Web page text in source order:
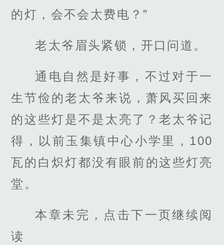
的灯，会不会太费电？”
老太爷眉头紧锁，开口问道。
通电自然是好事，不过对于一
生节俭的老太爷来说，萧风买回来
的这些灯是不是太亮了？老太爷记
得，以前玉集镇中心小学里，100
瓦的白炽灯都没有眼前的这些灯亮
堂。
本章未完，点击下一页继续阅
读